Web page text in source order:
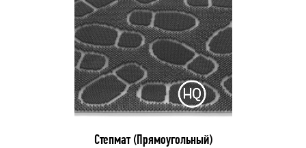
Степмат (Прямоугольный)